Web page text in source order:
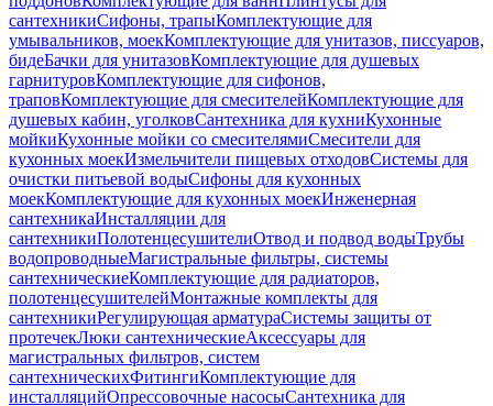
сантехникиСифоны, трапыКомплектующие для
умывальников, моекКомплектующие для унитазов, писсуаров,
бидеБачки для унитазовКомплектующие для душевых
гарнитуровКомплектующие для сифонов,
траповКомплектующие для смесителейКомплектующие для
душевых кабин, уголковСантехника для кухниКухонные
мойкиКухонные мойки со смесителямиСмесители для
кухонных моекИзмельчители пищевых отходовСистемы для
очистки питьевой водыСифоны для кухонных
моекКомплектующие для кухонных моекИнженерная
сантехникаИнсталляции для
сантехникиПолотенцесушителиОтвод и подвод водыТрубы
водопроводныеМагистральные фильтры, системы
сантехническиеКомплектующие для радиаторов,
полотенцесушителейМонтажные комплекты для
сантехникиРегулирующая арматураСистемы защиты от
протечекЛюки сантехническиеАксессуары для
магистральных фильтров, систем
сантехническихФитингиКомплектующие для
инсталляцийОпрессовочные насосыСантехника для